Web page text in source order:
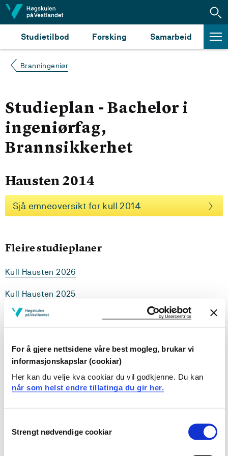
For å gjere nettsidene våre best mogleg, brukar vi
informasjonskapslar (cookiar)
Her kan du velje kva cookiar du vil godkjenne. Du kan
når som helst endre tillatinga du gir her.
Selection
Strengt nødvendige cookiar
Hopp til innhald
Studietilbod Forsking Samarbeid
Branningeniør
Studieplan - Bachelor i
ingeniørfag,
Brannsikkerhet
Hausten 2014
Sjå emneoversikt for kull 2014
Fleire studieplaner
Kull Hausten 2026
Kull Hausten 2025
Kull Hausten 2024
Kull Hausten 2022
Kull Hausten 2021